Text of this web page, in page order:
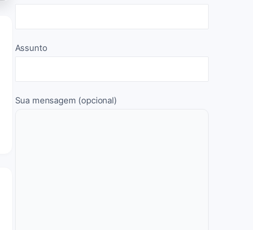
Assunto
Sua mensagem (opcional)